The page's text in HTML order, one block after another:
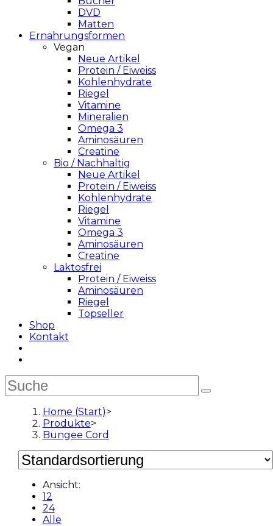
DVD
Matten
Ernährungsformen
Vegan
Neue Artikel
Protein / Eiweiss
Kohlenhydrate
Riegel
Vitamine
Mineralien
Omega 3
Aminosäuren
Creatine
Bio / Nachhaltig
Neue Artikel
Protein / Eiweiss
Kohlenhydrate
Riegel
Vitamine
Omega 3
Aminosäuren
Creatine
Laktosfrei
Protein / Eiweiss
Aminosäuren
Riegel
Topseller
Shop
Kontakt
Home (Start)>
Produkte>
Bungee Cord
Ansicht:
12
24
Alle